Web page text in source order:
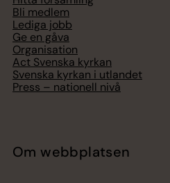
Bli medlem
Lediga jobb
Ge en gåva
Organisation
Act Svenska kyrkan
Svenska kyrkan i utlandet
Press – nationell nivå
Om webbplatsen